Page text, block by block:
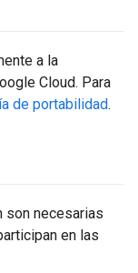
a la
Cloud. Para
de portabilidad.
son necesarias
en las